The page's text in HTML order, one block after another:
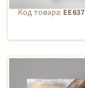
Код товара:EE637